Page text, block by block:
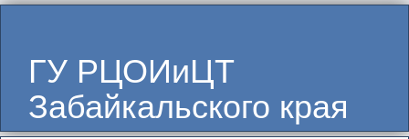
ГУ РЦОИиЦТ
Забайкальского края